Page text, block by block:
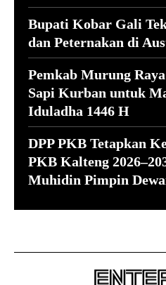
Bupati Kobar Gali
dan Peternakan di
Pemkab Murung
Sapi Kurban untuk
Iduladha 1446 H
DPP PKB Tetapkan
PKB Kalteng
Muhidin Pimpin